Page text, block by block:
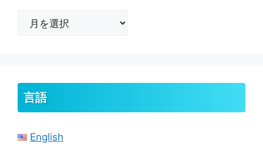
言語
English